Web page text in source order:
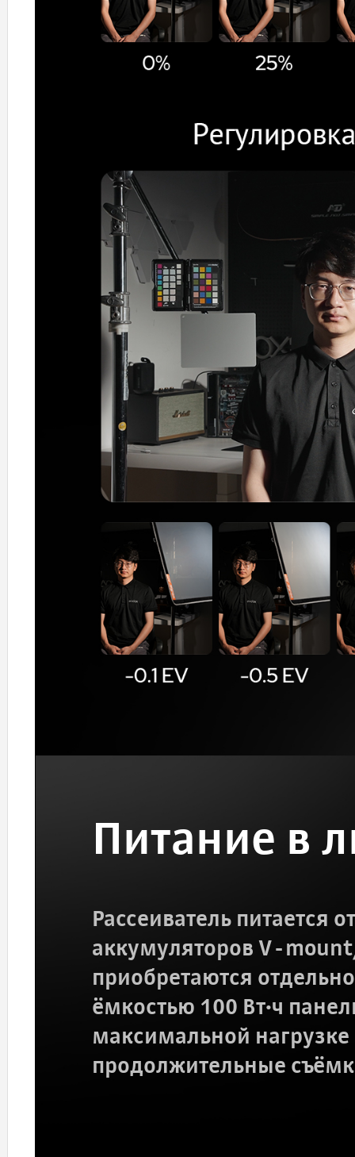
Питание в
Рассеиватель питается
аккумуляторов V-
приобретаются
ёмкостью 100 Вт·ч
максимальной
продолжительные